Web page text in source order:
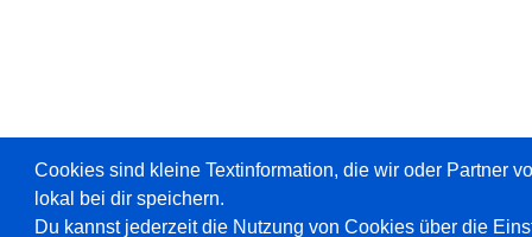
Cookies sind kleine Textinformation, die wir oder Partner
lokal bei dir speichern.
Du kannst jederzeit die Nutzung von Cookies über die